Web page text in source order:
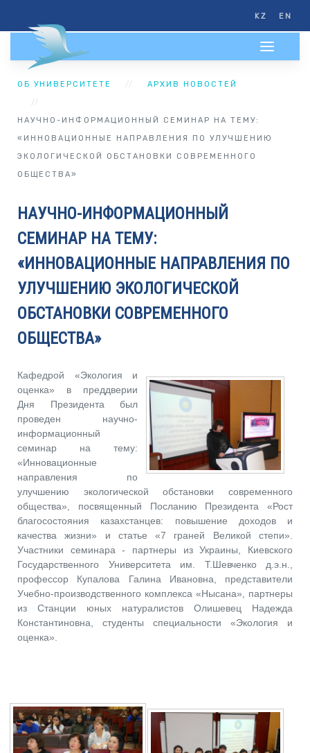
KZ EN
ОБ УНИВЕРСИТЕТЕ АРХИВ НОВОСТЕЙ
НАУЧНО-ИНФОРМАЦИОННЫЙ СЕМИНАР НА ТЕМУ:
«ИННОВАЦИОННЫЕ НАПРАВЛЕНИЯ ПО УЛУЧШЕНИЮ
ЭКОЛОГИЧЕСКОЙ ОБСТАНОВКИ СОВРЕМЕННОГО
ОБЩЕСТВА»
НАУЧНО-ИНФОРМАЦИОННЫЙ
СЕМИНАР НА ТЕМУ:
«ИННОВАЦИОННЫЕ НАПРАВЛЕНИЯ ПО
УЛУЧШЕНИЮ ЭКОЛОГИЧЕСКОЙ
ОБСТАНОВКИ СОВРЕМЕННОГО
ОБЩЕСТВА»
Кафедрой «Экология и
оценка» в преддверии
Дня Президента был
проведен научно-
информационный
семинар на тему:
«Инновационные
направления по
улучшению экологической обстановки современного
общества», посвященный Посланию Президента «Рост
благосостояния казахстанцев: повышение доходов и
качества жизни» и статье «7 граней Великой степи».
Участники семинара - партнеры из Украины, Киевского
Государственного Университета им. Т.Шевченко д.э.н.,
профессор Купалова Галина Ивановна, представители
Учебно-производственного комплекса «Нысана», партнеры
из Станции юных натуралистов Олишевец Надежда
Константиновна, студенты специальности «Экология и
оценка».